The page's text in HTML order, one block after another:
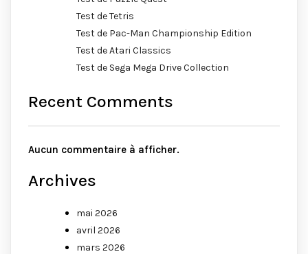
Test de Tetris
Test de Pac-Man Championship Edition
Test de Atari Classics
Test de Sega Mega Drive Collection
Recent Comments
Aucun commentaire à afficher.
Archives
mai 2026
avril 2026
mars 2026